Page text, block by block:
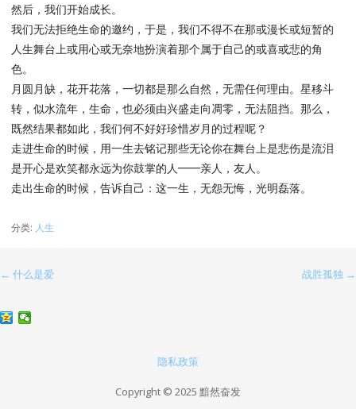
然后，我们开始成长。
我们无法拒绝生命的邀约，于是，我们不得不在那或漫长或短暂的
人生舞台上或用心或无奈地扮演着那个属于自己的或喜或悲的角
色。
月圆月缺，花开花落，一切都是那么自然，无需任何理由。星移斗
转，似水流年，生命，也必须由兴盛走向凋零，无法阻挡。那么，
既然结果都如此，我们何不好好珍惜岁月的过程呢？
走进生命的时候，用一生去铭记那些无论你在舞台上是悲伤是流泪
是开心是欢笑都永远为你鼓掌的人━━亲人，友人。
走出生命的时候，告诉自己：这一生，无怨无悔，光明磊落。
分类: 人生
文
章
← 什么是爱 战胜孤独 →
隐私政策
Copyright © 2025 黯然奋发